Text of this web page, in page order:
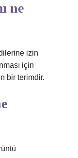
ne
izin
için
bir terimdir.